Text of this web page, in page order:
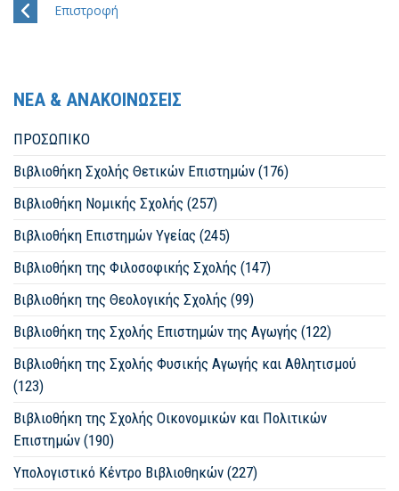
Επιστροφή
ΝΕΑ & ΑΝΑΚΟΙΝΩΣΕΙΣ
ΠΡΟΣΩΠΙΚΟ
Βιβλιοθήκη Σχολής Θετικών Επιστημών (176)
Βιβλιοθήκη Νομικής Σχολής (257)
Βιβλιοθήκη Επιστημών Υγείας (245)
Βιβλιοθήκη της Φιλοσοφικής Σχολής (147)
Βιβλιοθήκη της Θεολογικής Σχολής (99)
Βιβλιοθήκη της Σχολής Επιστημών της Αγωγής (122)
Βιβλιοθήκη της Σχολής Φυσικής Αγωγής και Αθλητισμού
(123)
Βιβλιοθήκη της Σχολής Οικονομικών και Πολιτικών
Επιστημών (190)
Υπολογιστικό Κέντρο Βιβλιοθηκών (227)